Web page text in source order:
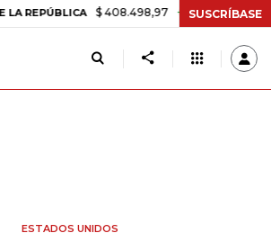
$ 408.498,97 +$ 8.753,81 +2,19%
SUSCRÍBASE
ESTADOS UNIDOS